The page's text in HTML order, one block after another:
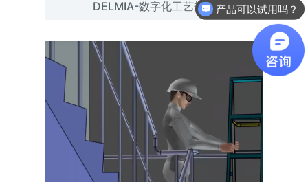
DELMIA-数字化工艺规划 产品可以试用吗？